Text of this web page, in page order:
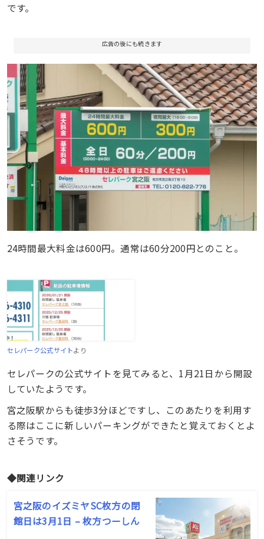
です。
広告の後にも続きます
24時間最大料金は600円。通常は60分200円とのこと。
セレパーク公式サイトより
セレパークの公式サイトを見てみると、1月21日から開設
していたようです。
宮之阪駅からも徒歩3分ほどですし、このあたりを利用す
る際はここに新しいパーキングができたと覚えておくとよ
さそうです。
◆関連リンク
宮之阪のイズミヤSC枚方の閉
館日は3月1日 – 枚方つーしん